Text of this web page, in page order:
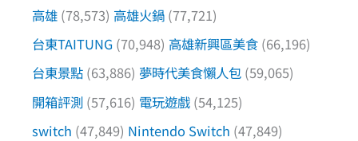
高雄 (78,573) 高雄火鍋 (77,721)
台東TAITUNG (70,948) 高雄新興區美食 (66,196)
台東景點 (63,886) 夢時代美食懶人包 (59,065)
開箱評測 (57,616) 電玩遊戲 (54,125)
switch (47,849) Nintendo Switch (47,849)